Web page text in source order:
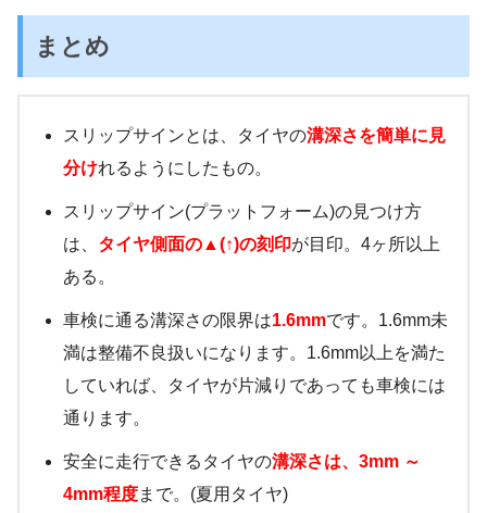
まとめ
スリップサインとは、タイヤの溝深さを簡単に見
分けれるようにしたもの。
スリップサイン(プラットフォーム)の見つけ方
は、 タイヤ側面の▲(↑)の刻印が目印。4ヶ所以上
ある。
車検に通る溝深さの限界は1.6mmです。1.6mm未
満は整備不良扱いになります。1.6mm以上を満た
していれば、タイヤが片減りであっても車検には
通ります。
安全に走行できるタイヤの溝深さは、3mm ～
4mm程度まで。(夏用タイヤ)